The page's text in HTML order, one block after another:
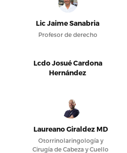
Lic Jaime Sanabria
Profesor de derecho
Lcdo Josué Cardona
Hernández
Laureano Giraldez MD
Otorrinolaringología y
Cirugía de Cabeza y Cuello